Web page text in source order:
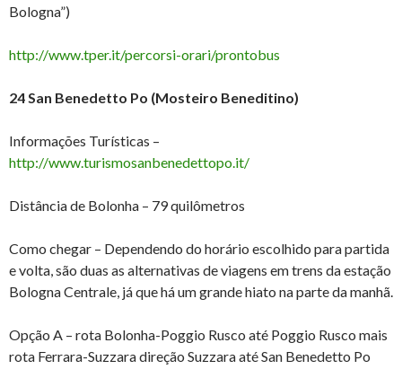
Bologna”)
http://www.tper.it/percorsi-orari/prontobus
24 San Benedetto Po (Mosteiro Beneditino)
Informações Turísticas –
http://www.turismosanbenedettopo.it/
Distância de Bolonha – 79 quilômetros
Como chegar – Dependendo do horário escolhido para partida
e volta, são duas as alternativas de viagens em trens da estação
Bologna Centrale, já que há um grande hiato na parte da manhã.
Opção A – rota Bolonha-Poggio Rusco até Poggio Rusco mais
rota Ferrara-Suzzara direção Suzzara até San Benedetto Po